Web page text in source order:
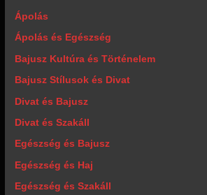
Ápolás
Ápolás és Egészség
Bajusz Kultúra és Történelem
Bajusz Stílusok és Divat
Divat és Bajusz
Divat és Szakáll
Egészség és Bajusz
Egészség és Haj
Egészség és Szakáll